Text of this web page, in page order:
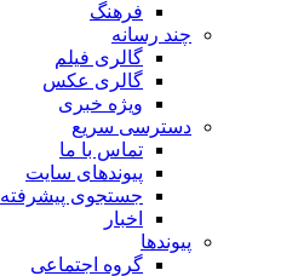
فرهنگ
چند رسانه
گالری فیلم
گالری عکس
ویژه خبری
دسترسی سریع
تماس با ما
پیوندهای سایت
جستجوی پیشرفته
اخبار
پیوندها
گروه اجتماعی